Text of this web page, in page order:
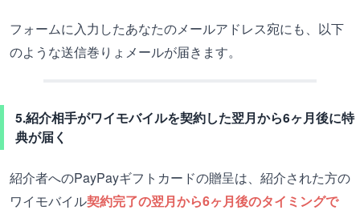
フォームに入力したあなたのメールアドレス宛にも、以下
のような送信巻りょメールが届きます。
5.紹介相手がワイモバイルを契約した翌月から6ヶ月後に特
典が届く
紹介者へのPayPayギフトカードの贈呈は、紹介された方の
ワイモバイル契約完了の翌月から6ヶ月後のタイミングで